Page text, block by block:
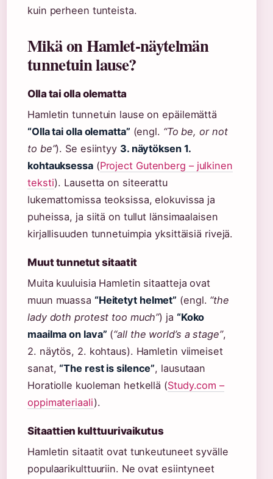
kuin perheen tunteista.
Mikä on Hamlet-näytelmän
tunnetuin lause?
Olla tai olla olematta
Hamletin tunnetuin lause on epäilemättä
“Olla tai olla olematta” (engl. “To be, or not
to be”). Se esiintyy 3. näytöksen 1.
kohtauksessa(Project Gutenberg – julkinen
teksti). Lausetta on siteerattu
lukemattomissa teoksissa, elokuvissa ja
puheissa, ja siitä on tullut länsimaalaisen
kirjallisuuden tunnetuimpia yksittäisiä rivejä.
Muut tunnetut sitaatit
Muita kuuluisia Hamletin sitaatteja ovat
muun muassa “Heitetyt helmet” (engl. “the
lady doth protest too much”) ja “Koko
maailma on lava” (“all the world’s a stage”,
2. näytös, 2. kohtaus). Hamletin viimeiset
sanat, “The rest is silence”, lausutaan
Horatiolle kuoleman hetkellä (Study.com –
oppimateriaali).
Sitaattien kulttuurivaikutus
Hamletin sitaatit ovat tunkeutuneet syvälle
populaarikulttuuriin. Ne ovat esiintyneet